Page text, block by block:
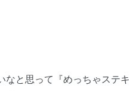
と思って『めっちゃステキ